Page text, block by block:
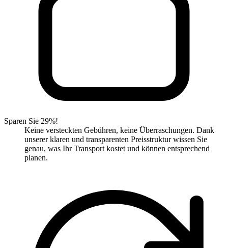
Sparen Sie 29%!
Keine versteckten Gebühren, keine Überraschungen. Dank
unserer klaren und transparenten Preisstruktur wissen Sie
genau, was Ihr Transport kostet und können entsprechend
planen.